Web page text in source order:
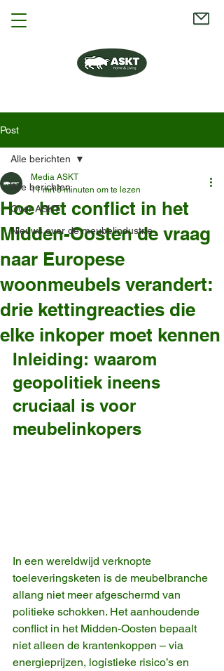
Post
Alle berichten
Over ASKT
Nieuws over de meubelindustrie
Alle berichten
Hoe het conflict in het
Midden-Oosten de vraag
naar Europese
woonmeubels verandert:
drie kettingreacties die
elke inkoper moet kennen
Media ASKT
11 mrt 6 minuten om te lezen
Inleiding: waarom
geopolitiek ineens
cruciaal is voor
meubelinkopers
In een wereldwijd verknopte
toeleveringsketen is de meubelbranche
allang niet meer afgeschermd van
politieke schokken. Het aanhoudende
conflict in het Midden-Oosten bepaalt
niet alleen de krantenkoppen – via
energieprijzen, logistieke risico’s en